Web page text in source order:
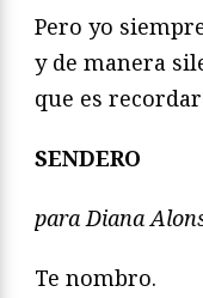
Pero yo
y de manera
que es
SENDERO
para Diana
Te nombro.